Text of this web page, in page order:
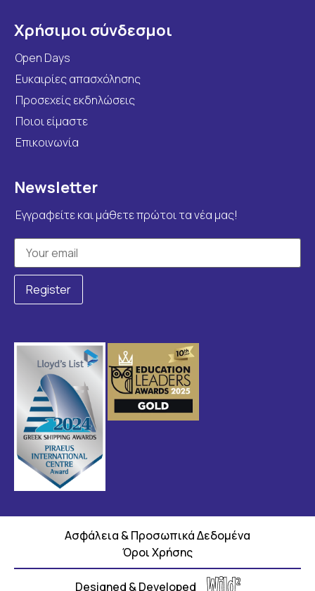
Χρήσιμοι σύνδεσμοι
Open Days
Ευκαιρίες απασχόλησης
Προσεχείς εκδηλώσεις
Ποιοι είμαστε
Επικοινωνία
Newsletter
Εγγραφείτε και μάθετε πρώτοι τα νέα μας!
Ασφάλεια & Προσωπικά Δεδομένα
Όροι Χρήσης
Designed & Developed